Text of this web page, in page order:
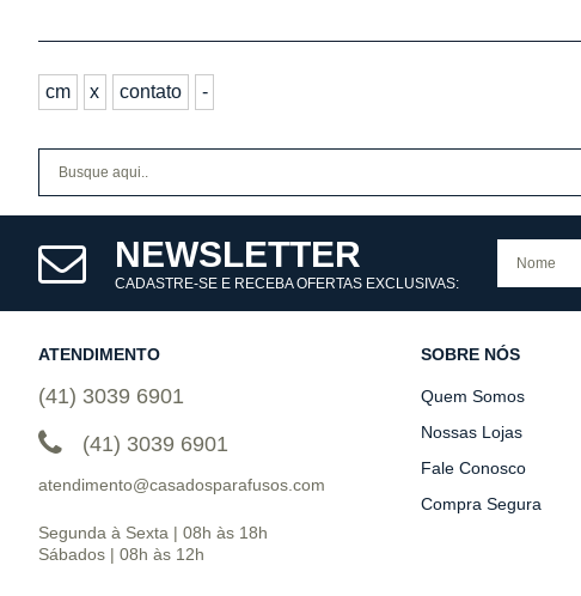
cm x contato -
NEWSLETTER
CADASTRE-SE E RECEBA OFERTAS EXCLUSIVAS:
ATENDIMENTO
(41) 3039 6901
(41) 3039 6901
atendimento@casadosparafusos.com
Segunda à Sexta | 08h às 18h
Sábados | 08h às 12h
SOBRE NÓS
Quem Somos
Nossas Lojas
Fale Conosco
Compra Segura